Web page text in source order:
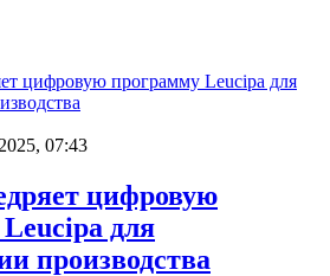
07:43
цифровую
для
производства